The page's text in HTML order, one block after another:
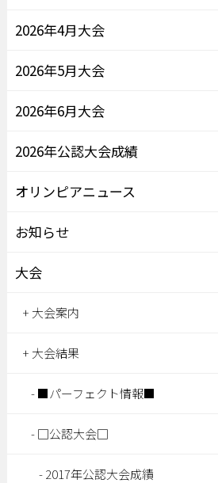
2026年4月大会
2026年5月大会
2026年6月大会
2026年公認大会成績
オリンピアニュース
お知らせ
大会
大会案内
大会結果
■パーフェクト情報■
□公認大会□
2017年公認大会成績